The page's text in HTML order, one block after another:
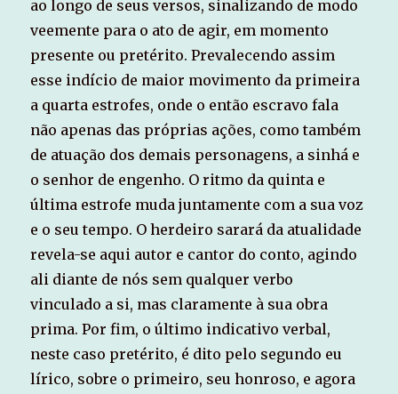
ao longo de seus versos, sinalizando de modo
veemente para o ato de agir, em momento
presente ou pretérito. Prevalecendo assim
esse indício de maior movimento da primeira
a quarta estrofes, onde o então escravo fala
não apenas das próprias ações, como também
de atuação dos demais personagens, a sinhá e
o senhor de engenho. O ritmo da quinta e
última estrofe muda juntamente com a sua voz
e o seu tempo. O herdeiro sarará da atualidade
revela-se aqui autor e cantor do conto, agindo
ali diante de nós sem qualquer verbo
vinculado a si, mas claramente à sua obra
prima. Por fim, o último indicativo verbal,
neste caso pretérito, é dito pelo segundo eu
lírico, sobre o primeiro, seu honroso, e agora